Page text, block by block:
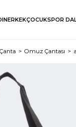
ERKEKÇOCUKSPOR
Çanta Omuz Çantası